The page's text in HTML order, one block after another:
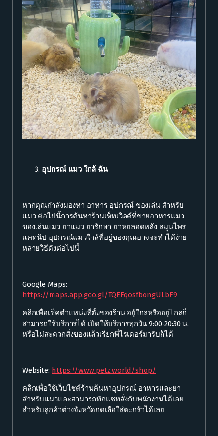
อุปกรณ์ แมว ใกล้ ฉัน
หากตุณกำลังมองหา อาหาร อุปกรณ์ ของเล่น สำหรับ
แมว ต่อไปนี้การค้นหาร้านเพ็ทเวิลด์ที่ขายอาหารแมว
ของเล่นแมว ยาแมว ยารักษา ยาหยลอดหลัง สมุนไพร
แคทนิป อุปกรณ์แมวใกล้ที่อยู่ของคุณอาจจะทำได้ง่าย
หลายวิธีดังต่อไปนี้
Google Maps:
https://maps.app.goo.gl/TQEFqosfbongULbF9
คลิกเพื่อเช็คตำแหน่งที่ตั้งของร้าน อยู้ใกลหรืออยู่ไกลก็
สามารถใช้บริการได้ เปิดให้บริการทุกวัน 9:00-20:30 น.
หรือไม่สะดวกสั่งของแล้วเรียกพี่ไรเดอร์มารับก็ได้
Website: https://www.petz.world/shop/
คลิกเพื่อใช้เว็บไซต์ร้านค้นหาอุปกรณ์ อาหารและยา
สำหรับแมวและสามารถทักแชทสั่งกับพนักงานได้เลย
สำหรับลูกค้าต่างจังหวัดกดเลือใส่ตะกร้าได้เลย